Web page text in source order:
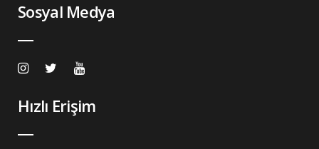
Sosyal Medya
Hızlı Erişim